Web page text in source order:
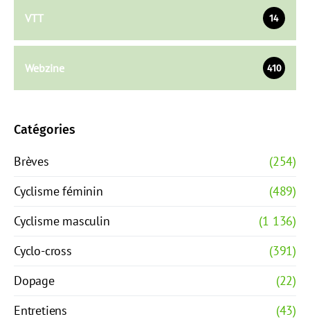
VTT 14
Webzine 410
Catégories
Brèves
(254)
Cyclisme féminin
(489)
Cyclisme masculin
(1 136)
Cyclo-cross
(391)
Dopage
(22)
Entretiens
(43)